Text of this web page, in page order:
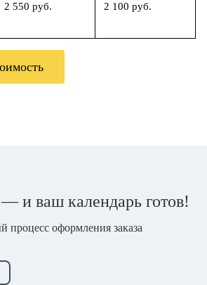
2 550 руб. 2 100 руб.
и ваш календарь готов!
оформления заказа